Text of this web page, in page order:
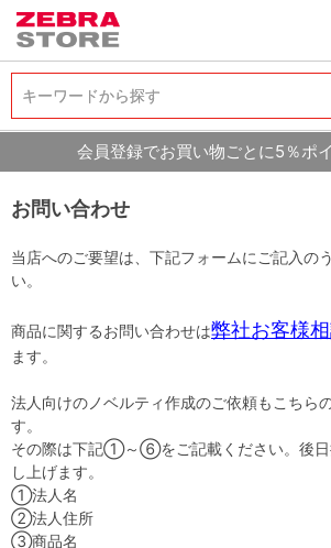
キーワードから探す
キーワードから探す
会員登録でお買い物ごとに5％ポ
お問い合わせ
当店へのご要望は、下記フォームにご記入の
い。
商品に関するお問い合わせは弊社お客様
ます。
法人向けのノベルティ作成のご依頼もこちら
す。
その際は下記①～⑥をご記載ください。後日
し上げます。
①法人名
②法人住所
③商品名